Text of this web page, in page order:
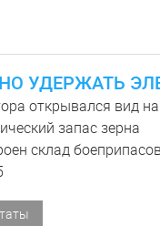
УДЕРЖАТЬ
открывался вид на
запас зерна
склад боеприпасов